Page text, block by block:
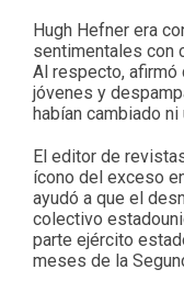
Hugh Hefner era
sentimentales con
Al respecto, afirmó
jóvenes y
habían cambiado
El editor de
ícono del exceso
ayudó a que el
colectivo
parte ejército
meses de la